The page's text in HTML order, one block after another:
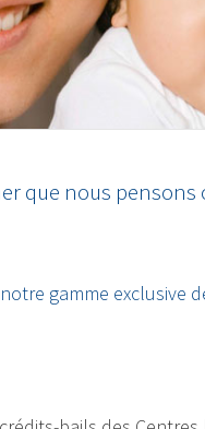
que nous
gamme exclusive